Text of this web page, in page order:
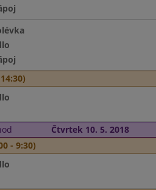
Čtvrtek 10. 5. 2018
- 9:30)